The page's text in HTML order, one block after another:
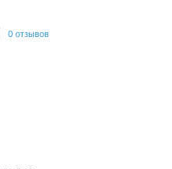
0 отзывов